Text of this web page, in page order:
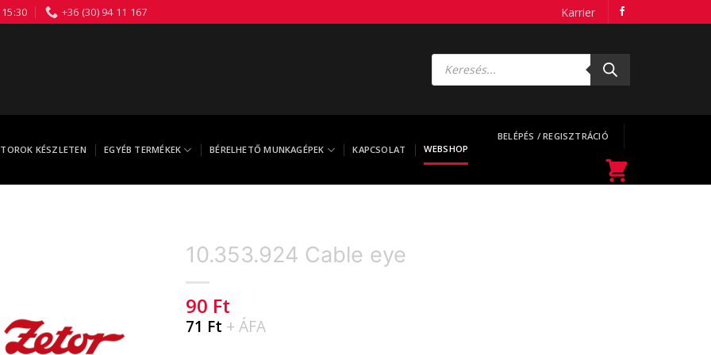
+36 (30) 94 11 167 Karrier
Products
search
KÉSZLETEN EGYÉB TERMÉKEK BÉRELHETŐ MUNKAGÉPEK KAPCSOLAT WEBSHOP
BELÉPÉS / REGISZTRÁCIÓ
10.353.924 Cable eye
90 Ft
71 Ft + ÁFA